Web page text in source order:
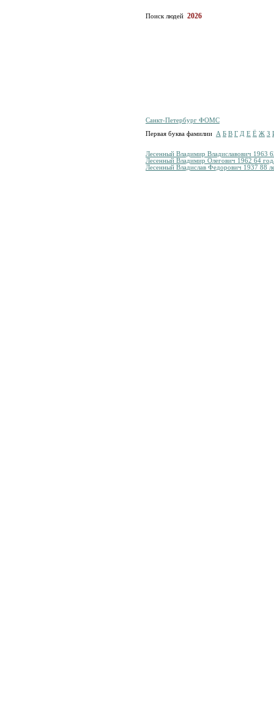
Поиск людей 2026
Санкт-Петербург ФОМС
Первая буква фамилии А Б В Г Д Е Ё Ж З
Лесенный Владимир Владиславович 1963
Лесенный Владимир Олегович 1962 64
Лесенный Владислав Федорович 1937 88